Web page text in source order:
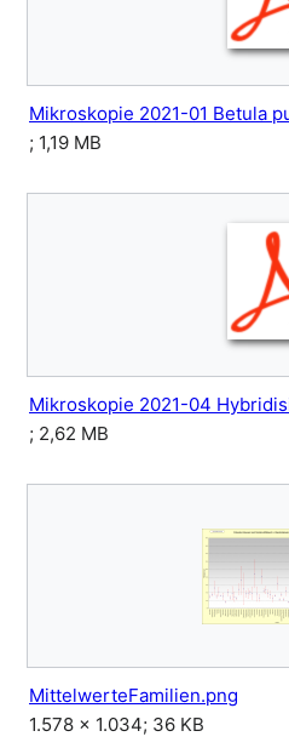
Mikroskopie 2021-01 Betula
; 1,19 MB
Mikroskopie 2021-04
; 2,62 MB
MittelwerteFamilien.png
1.578 × 1.034; 36 KB